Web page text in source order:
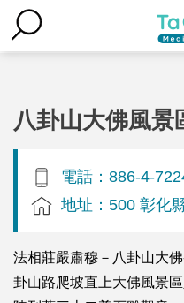
八卦山大佛風景
電話：886-4-
地址：500 彰化
法相莊嚴肅穆－八卦山大
卦山路爬坡直上大佛風景